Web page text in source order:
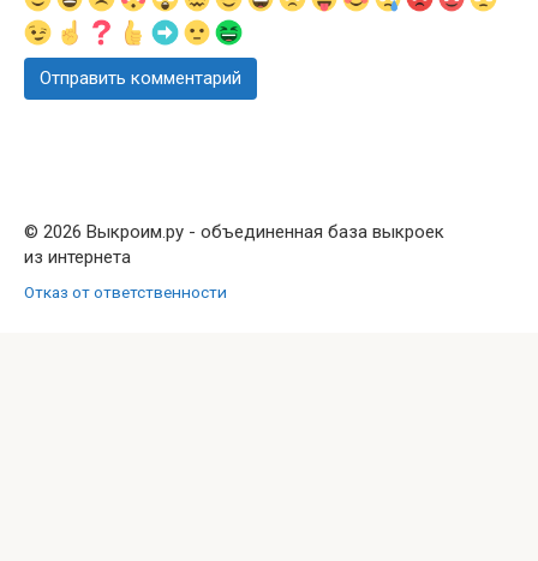
© 2026 Выкроим.ру - объединенная база выкроек
из интернета
Отказ от ответственности